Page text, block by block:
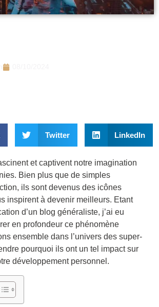
Twitter LinkedIn
et captivent notre imagination
Bien plus que de simples
ils sont devenus des icônes
inspirent à devenir meilleurs. Etant
d’un blog généraliste, j’ai eu
en profondeur ce phénomène
ensemble dans l’univers des super-
pourquoi ils ont un tel impact sur
développement personnel.